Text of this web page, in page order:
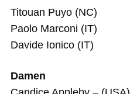
Titouan Puyo (NC)
Paolo Marconi (IT)
Davide Ionico (IT)
Damen